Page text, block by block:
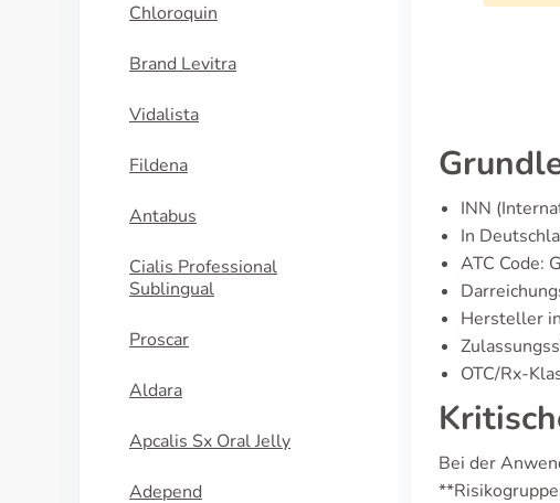
Chloroquin
Brand Levitra
Vidalista
Fildena
Antabus
Cialis Professional
Sublingual
Proscar
Aldara
Apcalis Sx Oral Jelly
Adepend
INN
In
ATC Code:
Hersteller
OTC/Rx-
Bei der